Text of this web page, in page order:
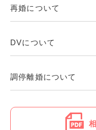
再婚について
DVについて
調停離婚について